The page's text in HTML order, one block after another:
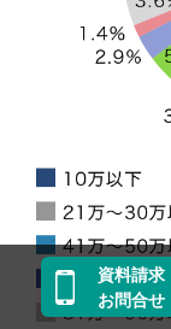
資料請求
お問合せ